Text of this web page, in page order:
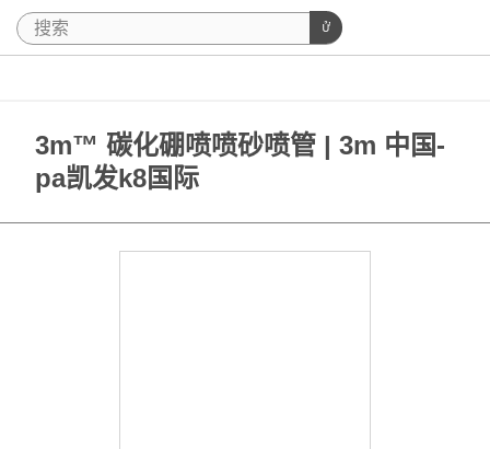
3m™ 碳化硼喷喷砂喷管 | 3m 中国-
pa凯发k8国际